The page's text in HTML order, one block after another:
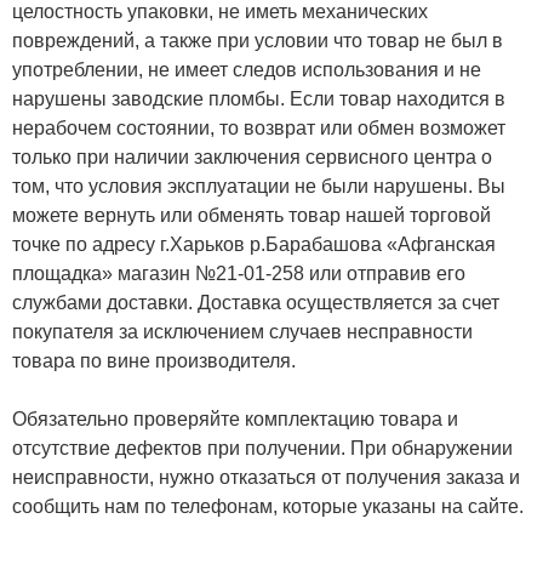
целостность упаковки, не иметь механических
повреждений, а также при условии что товар не был в
употреблении, не имеет следов использования и не
нарушены заводские пломбы. Если товар находится в
нерабочем состоянии, то возврат или обмен возможет
только при наличии заключения сервисного центра о
том, что условия эксплуатации не были нарушены. Вы
можете вернуть или обменять товар нашей торговой
точке по адресу г.Харьков р.Барабашова «Афганская
площадка» магазин №21-01-258 или отправив его
службами доставки. Доставка осуществляется за счет
покупателя за исключением случаев несправности
товара по вине производителя.
Обязательно проверяйте комплектацию товара и
отсутствие дефектов при получении. При обнаружении
неисправности, нужно отказаться от получения заказа и
сообщить нам по телефонам, которые указаны на сайте.